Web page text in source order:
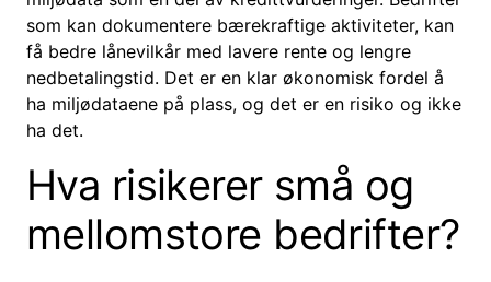
som kan dokumentere bærekraftige aktiviteter, kan
få bedre lånevilkår med lavere rente og lengre
nedbetalingstid. Det er en klar økonomisk fordel å
ha miljødataene på plass, og det er en risiko og ikke
ha det.
Hva risikerer små og
mellomstore bedrifter?